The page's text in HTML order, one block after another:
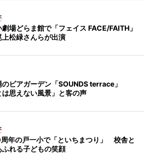
場どらま館で「フェイス FACE/FAITH」
松緑さんらが出演
のビアガーデン「SOUNDS terrace」
は思えない風景」と客の声
年の戸一小で「といちまつり」 校舎と
ふれる子どもの笑顔